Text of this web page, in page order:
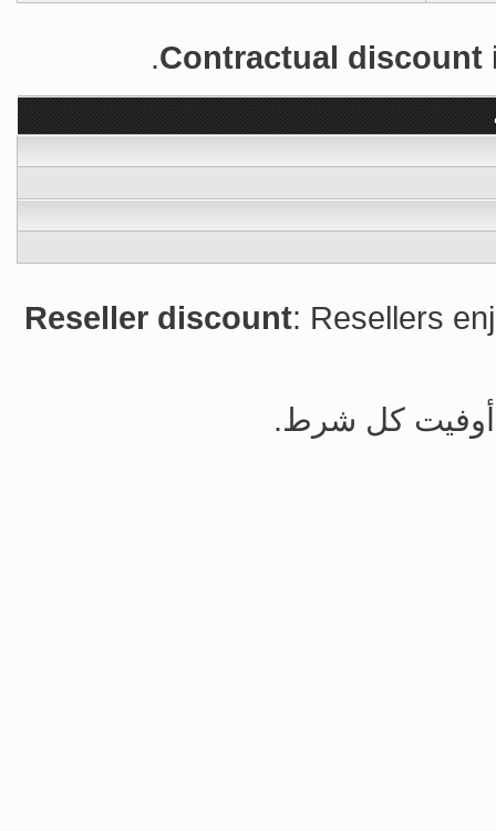
Contractual discount
Reseller discount: Resellers
أوفيت كل شرط.